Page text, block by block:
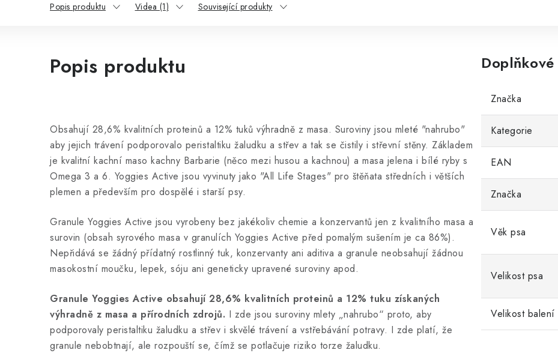
Popis produktu Videa (1) Související produkty
Popis produktu
Obsahují 28,6% kvalitních proteinů a 12% tuků výhradně z masa. Suroviny jsou mleté "nahrubo"
aby jejich trávení podporovalo peristaltiku žaludku a střev a tak se čistily i střevní stěny. Základem
je kvalitní kachní maso kachny Barbarie (něco mezi husou a kachnou) a masa jelena i bílé ryby s
Omega 3 a 6. Yoggies Active jsou vyvinuty jako "All Life Stages" pro štěňata středních i větších
plemen a především pro dospělé i starší psy.
Granule Yoggies Active jsou vyrobeny bez jakékoliv chemie a konzervantů jen z kvalitního masa a
surovin (obsah syrového masa v granulích Yoggies Active před pomalým sušením je ca 86%).
Nepřidává se žádný přídatný rostlinný tuk, konzervanty ani aditiva a granule neobsahují žádnou
masokostní moučku, lepek, sóju ani geneticky upravené suroviny apod.
Granule Yoggies Active obsahují 28,6% kvalitních proteinů a 12% tuku získaných
výhradně z masa a přírodních zdrojů. I zde jsou suroviny mlety „nahrubo“ proto, aby
podporovaly peristaltiku žaludku a střev i skvělé trávení a vstřebávání potravy. I zde platí, že
granule nebobtnají, ale rozpouští se, čímž se potlačuje riziko torze žaludku.
Značka
Kategorie
EAN
Značka
Věk psa
Velikost psa
Velikost balení